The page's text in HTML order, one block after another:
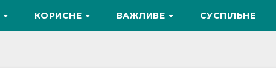
КОРИСНЕ ВАЖЛИВЕ СУСПІЛЬНЕ